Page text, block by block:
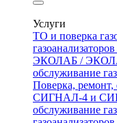
Услуги
ТО и поверка
ЭКОЛАБ /
обслуживание
Поверка, ремонт,
СИГНАЛ-4 и
обслуживание